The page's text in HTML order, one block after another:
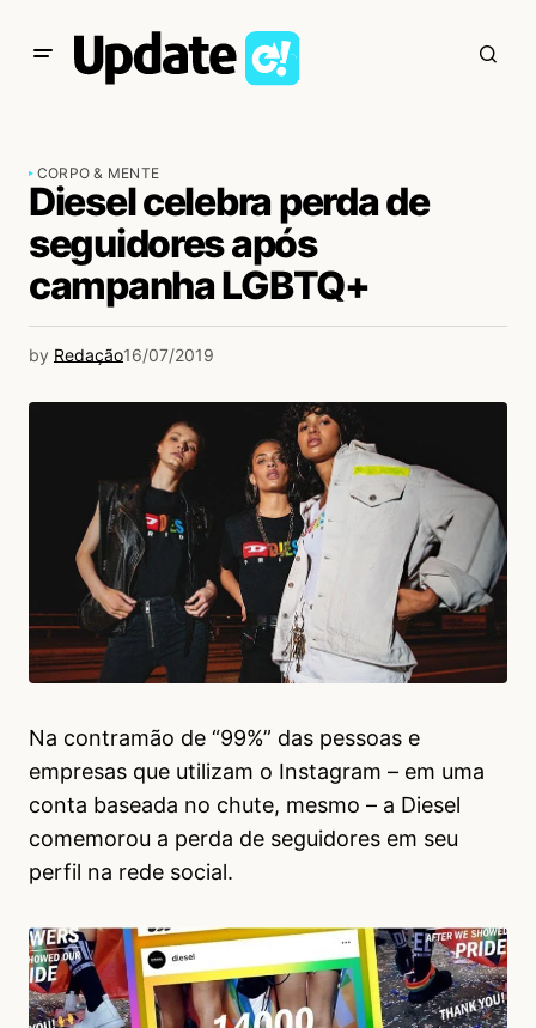
CORPO & MENTE
Diesel celebra perda de
seguidores após
campanha LGBTQ+
by Redação16/07/2019
Na contramão de “99%” das pessoas e
empresas que utilizam o Instagram – em uma
conta baseada no chute, mesmo – a Diesel
comemorou a perda de seguidores em seu
perfil na rede social.